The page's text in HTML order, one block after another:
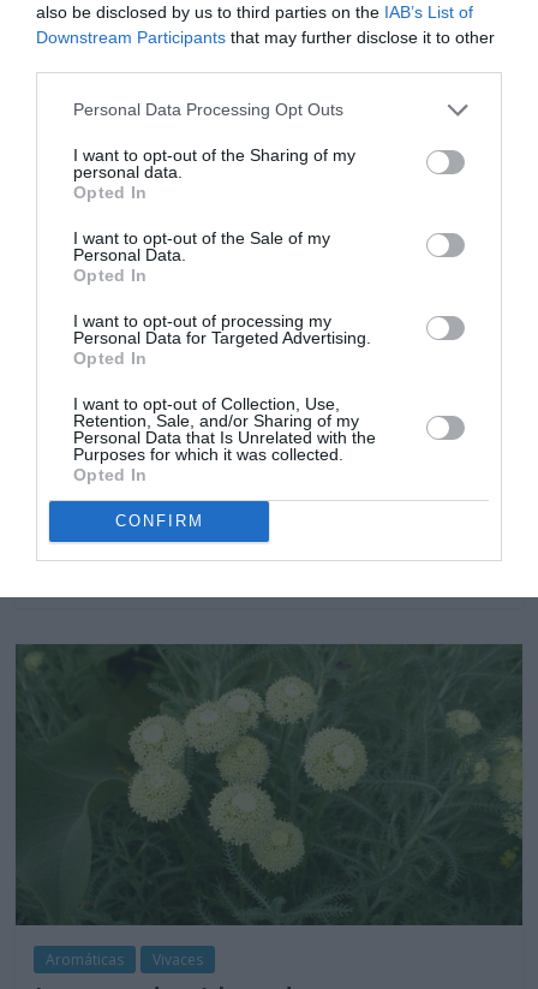
also be disclosed by us to third parties on the IAB’s List of
Downstream Participants that may further disclose it to other
Personal Data Processing Opt Outs
I want to opt-out of the Sharing of my
personal data.
Opted In
I want to opt-out of the Sale of my
Personal Data.
Opted In
I want to opt-out of processing my
Personal Data for Targeted Advertising.
Opted In
I want to opt-out of Collection, Use,
Retention, Sale, and/or Sharing of my
Personal Data that Is Unrelated with the
Purposes for which it was collected.
Opted In
CONFIRM
Cactus y suculentas
Sedum Ruby Glow
16 julio, 2018
Planta perenne de crecimiento redondeado
grisáceo con tonos violeta. Florece de final de verano a
principios de otoño. Flores pequeñas estrelladas de
color rojo rubí, reunidas en inflorescencias redondeadas.
Situación soleada, suelo pobre y buen drenado.
Aromáticas Vivaces